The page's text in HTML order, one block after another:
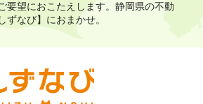
要望におこたえします。 静岡県の不動
ずなび】におまかせ。